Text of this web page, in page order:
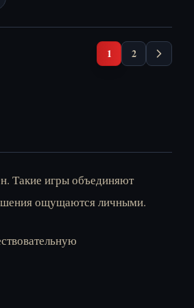
1 2
Такие игры объединяют
ощущаются личными.